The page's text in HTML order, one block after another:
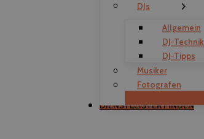
DJs
Allgemein
DJ-Technik
DJ-Tipps
Musiker
Fotografen
DIENSTLEISTER FINDEN